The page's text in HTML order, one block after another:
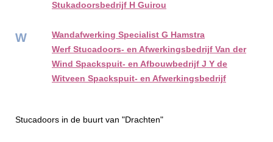
Stukadoorsbedrijf H Guirou
W
Wandafwerking Specialist G Hamstra
Werf Stucadoors- en Afwerkingsbedrijf Van der
Wind Spackspuit- en Afbouwbedrijf J Y de
Witveen Spackspuit- en Afwerkingsbedrijf
Stucadoors in de buurt van "Drachten"